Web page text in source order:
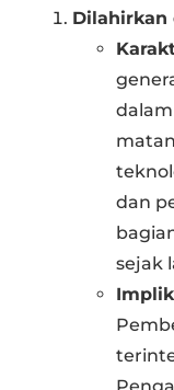
Dilahirkan
dan
sejak